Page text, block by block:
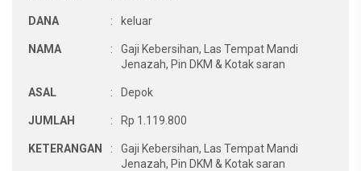
DANA : keluar
NAMA :
Gaji Kebersihan, Las Tempat Mandi
Jenazah, Pin DKM & Kotak saran
ASAL : Depok
JUMLAH : Rp 1.119.800
KETERANGAN :
Gaji Kebersihan, Las Tempat Mandi
Jenazah, Pin DKM & Kotak saran